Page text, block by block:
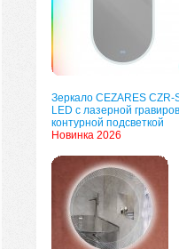
Зеркало CEZARES CZR-
LED с лазерной
контурной подсветкой
Новинка 2026